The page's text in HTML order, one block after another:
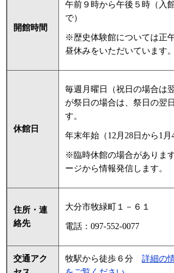
開館時間
午前９時から午後５時（入
で）
※歴史体験館については正
昼休みをいただいています。
休館日
毎週月曜日（祝日の場合は
が祭日の場合は、祭日の翌
す。
年末年始（12月28日から1月4
※臨時休館の場合がありま
ージから情報発信します。
住所・連
絡先
大分市牧緑町１－６１
電話：097-552-0077
交通アク
牧駅から徒歩６分 詳細の